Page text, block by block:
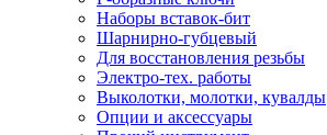
Наборы вставок-бит
Шарнирно-губцевый
Для восстановления резьбы
Электро-тех. работы
Выколотки, молотки, кувалды
Опции и аксессуары